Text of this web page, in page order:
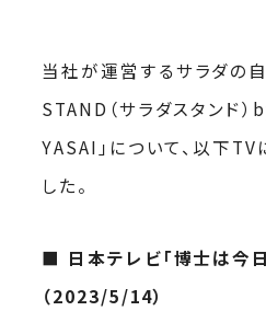
当社が運営するサラダの
STAND（サラダスタンド
YASAI」について、以下
した。
■ 日本テレビ「博士は今
（2023/5/14）